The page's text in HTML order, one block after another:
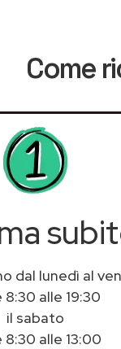
Come
dal lunedì al
8:30 alle 19:30
il sabato
8:30 alle 13:00